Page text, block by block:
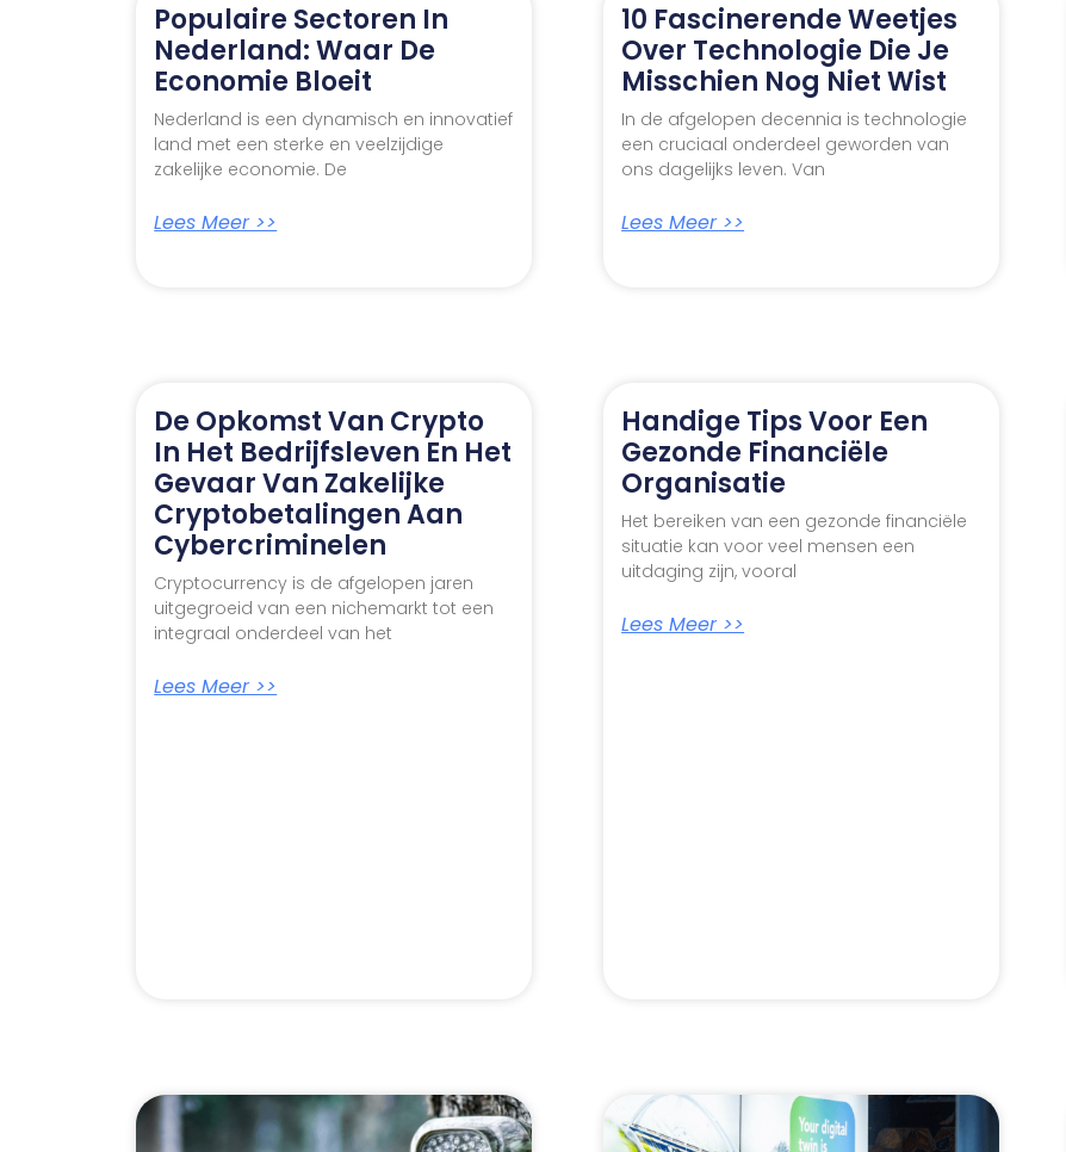
Populaire Sectoren In
Nederland: Waar De
Economie Bloeit
Nederland is een dynamisch en innovatief
land met een sterke en veelzijdige
zakelijke economie. De
Lees Meer >>
10 Fascinerende Weetjes
Over Technologie Die Je
Misschien Nog Niet Wist
In de afgelopen decennia is technologie
een cruciaal onderdeel geworden van
ons dagelijks leven. Van
Lees Meer >>
De Opkomst Van Crypto
In Het Bedrijfsleven En Het
Gevaar Van Zakelijke
Cryptobetalingen Aan
Cybercriminelen
Cryptocurrency is de afgelopen jaren
uitgegroeid van een nichemarkt tot een
integraal onderdeel van het
Lees Meer >>
Handige Tips Voor Een
Gezonde Financiële
Organisatie
Het bereiken van een gezonde financiële
situatie kan voor veel mensen een
uitdaging zijn, vooral
Lees Meer >>